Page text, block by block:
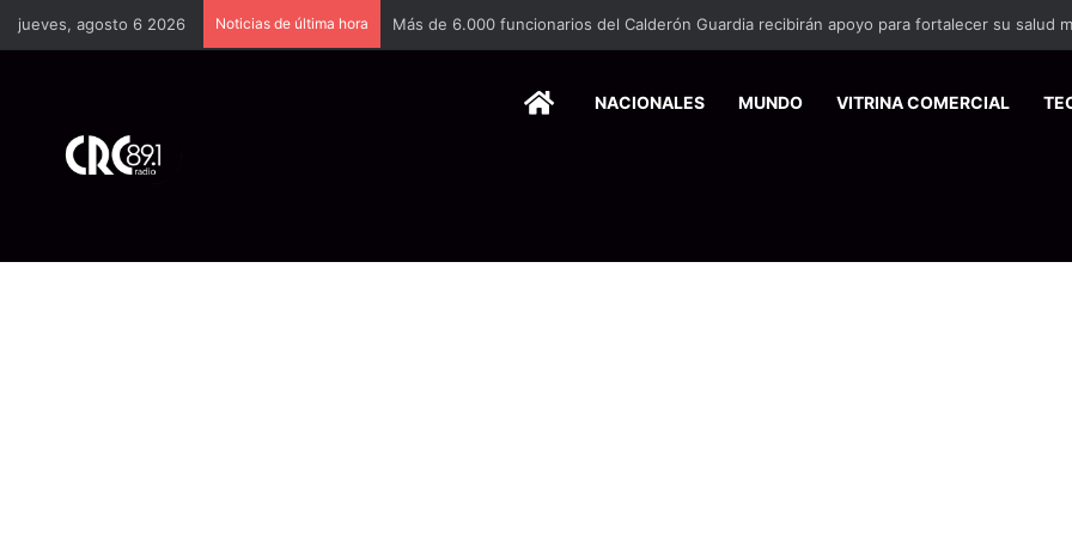
jueves, agosto 6 2026 Noticias de última hora
HOMENACIONALES MUNDO VITRINA COMERCIAL